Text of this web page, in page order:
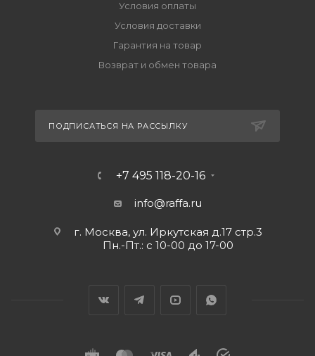
Условия оплаты
Условия доставки
Гарантия на товар
Возврат и обмен товара
ПОДПИСАТЬСЯ НА РАССЫЛКУ
+7 495 118-20-16
info@raffa.ru
г. Москва, ул. Иркутская д.17 стр.3
Пн.-Пт.: с 10-00 до 17-00